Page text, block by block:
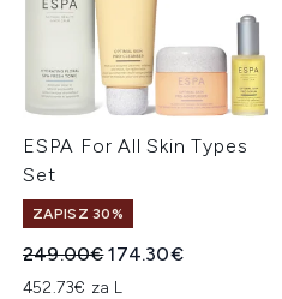
ESPA For All Skin Types
Set
ZAPISZ 30%
Sugerowana cena
249.00€Aktualna cena:
174.30€
452.73€ za L